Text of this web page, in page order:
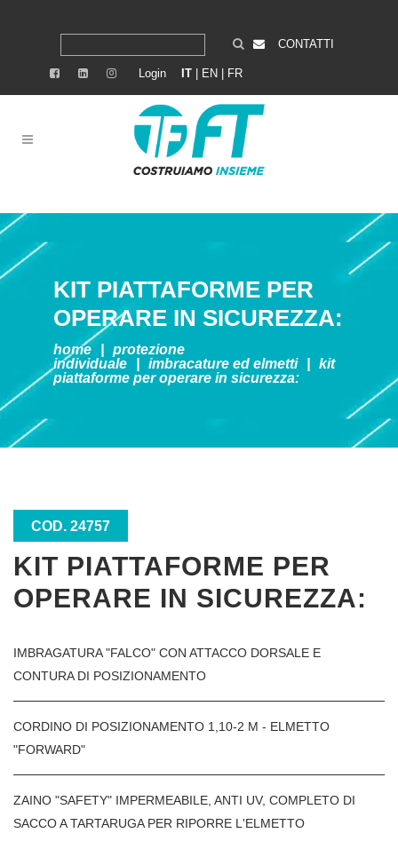
CONTATTI
Login IT EN FR
KIT PIATTAFORME PER
OPERARE IN SICUREZZA:
home
protezione
individuale
imbracature ed elmetti
kit
piattaforme per operare in sicurezza:
COD. 24757
KIT PIATTAFORME PER
OPERARE IN SICUREZZA:
IMBRAGATURA "FALCO" CON ATTACCO DORSALE E
CONTURA DI POSIZIONAMENTO
CORDINO DI POSIZIONAMENTO 1,10-2 M - ELMETTO
"FORWARD"
ZAINO "SAFETY" IMPERMEABILE, ANTI UV, COMPLETO DI
SACCO A TARTARUGA PER RIPORRE L'ELMETTO